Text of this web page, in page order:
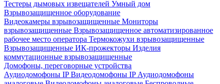
Тестеры дымовых извещателей Умный дом
Взрывозащищенное оборудование
Видеокамеры взрывозащищенные Мониторы
взрывозащищенные Взрывозащищенное автоматизированное
рабочее место оператора Термокожухи взрывозащищенные
Взрывозащищенные ИК-прожекторы Изделия
коммутационные взрывозащищенные
Домофоны, переговорные устройства
Аудиодомофоны IPВидеодомофоны IP Аудиодомофоны